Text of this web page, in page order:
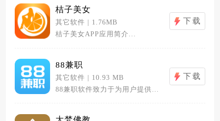
桔子美女
其它软件 | 1.76MB
桔子美女APP应用简介...
下载
88兼职
其它软件 | 10.93 MB
下载